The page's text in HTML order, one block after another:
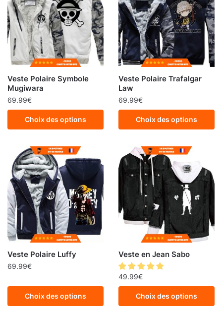
Veste Polaire Symbole
Mugiwara
69.99€
Choix des options
Veste Polaire Trafalgar
Law
69.99€
Choix des options
Veste Polaire Luffy
69.99€
Choix des options
Veste en Jean Sabo
49.99€
Choix des options